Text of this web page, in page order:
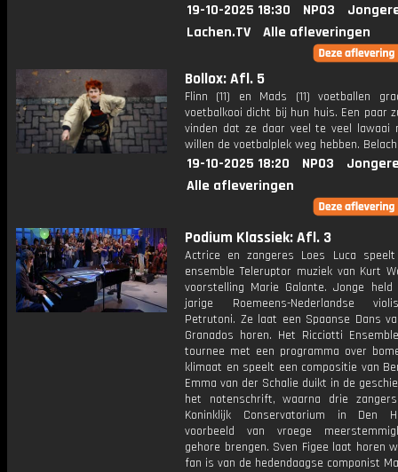
19-10-2025 18:30 NPO3
Lachen.TV
Alle afleveringen
Bollox: Afl. 5
Flinn (11) en Mads (11) voetballen
voetbalkooi dicht bij hun huis. Een paar
vinden dat ze daar veel te veel lawaai
willen de voetbalplek weg hebben.
19-10-2025 18:20 NPO3
Alle afleveringen
Podium Klassiek: Afl. 3
Actrice en zangeres Loes Luca
ensemble Teleruptor muziek van Kurt
voorstelling Marie Galante. Jonge
jarige Roemeens-Nederlandse
Petrutoni. Ze laat een Spaanse Dans
Granados horen. Het Ricciotti
tournee met een programma over
klimaat en speelt een compositie van
Emma van der Schalie duikt in de
het notenschrift, waarna drie
Koninklijk Conservatorium in Den
voorbeeld van vroege
gehore brengen. Sven Figee laat horen
fan is van de hedendaagse componist